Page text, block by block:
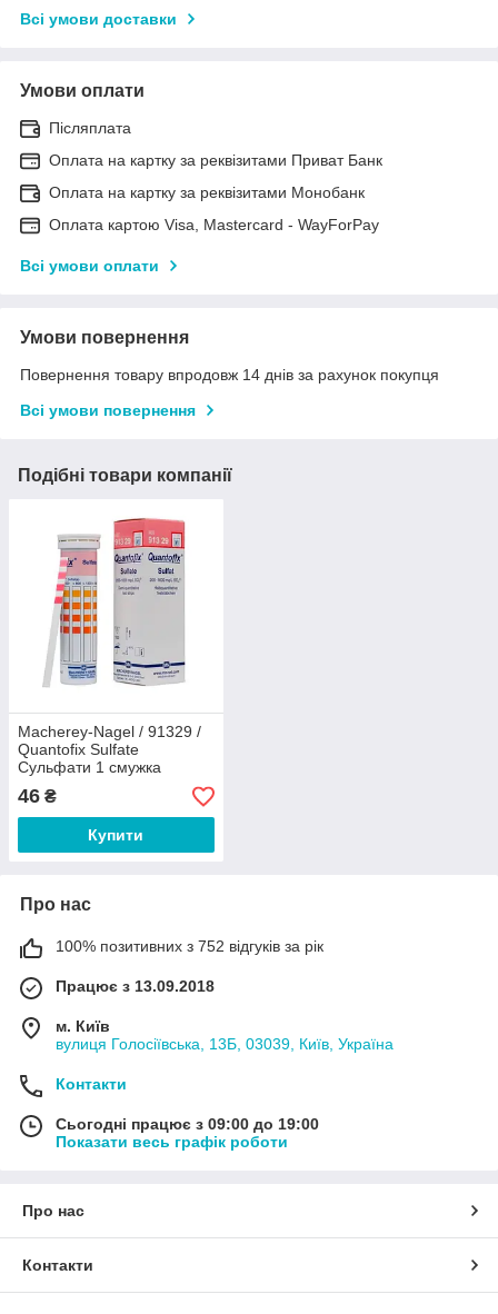
Всі умови доставки
Умови оплати
Післяплата
Оплата на картку за реквізитами Приват Банк
Оплата на картку за реквізитами Монобанк
Оплата картою Visa, Mastercard - WayForPay
Всі умови оплати
Умови повернення
Повернення товару впродовж 14 днів за рахунок покупця
Всі умови повернення
Подібні товари компанії
Macherey-Nagel / 91329 /
Quantofix Sulfate
Сульфати 1 смужка
46 ₴
Купити
Про нас
100% позитивних з 752 відгуків за рік
Працює з 13.09.2018
м. Київ
вулиця Голосіївська, 13Б, 03039, Київ, Україна
Контакти
Сьогодні працює з 09:00 до 19:00
Показати весь графік роботи
Про нас
Контакти